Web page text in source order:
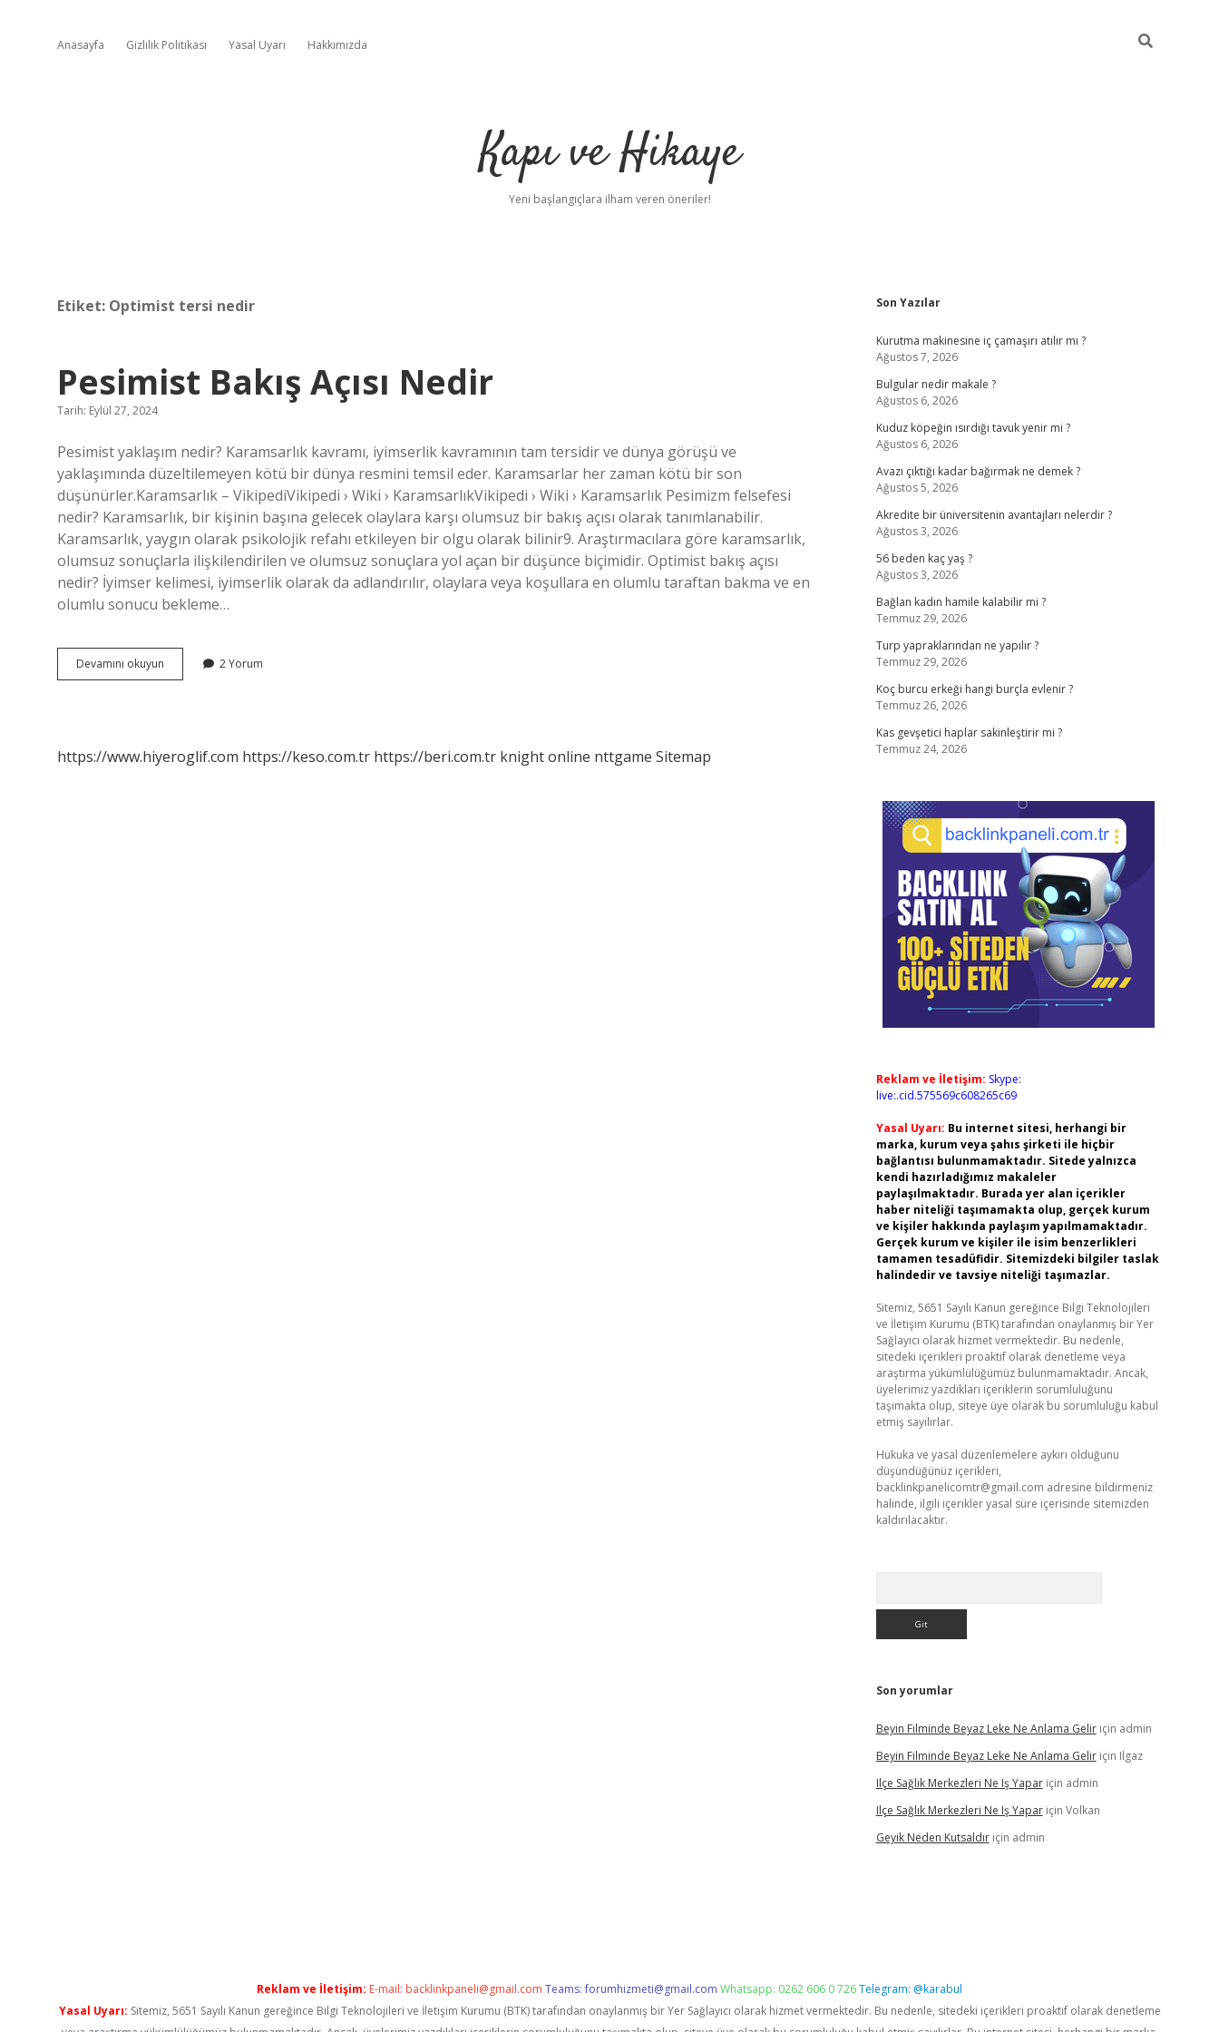
Anasayfa Gizlilik Politikası Yasal Uyarı Hakkımızda
Kapı ve Hikaye
Yeni başlangıçlara ilham veren öneriler!
Etiket: Optimist tersi nedir
Pesimist Bakış Açısı Nedir
Tarih: Eylül 27, 2024
Pesimist yaklaşım nedir? Karamsarlık kavramı, iyimserlik kavramının tam tersidir ve dünya görüşü ve
yaklaşımında düzeltilemeyen kötü bir dünya resmini temsil eder. Karamsarlar her zaman kötü bir son
düşünürler.Karamsarlık – VikipediVikipedi › Wiki › KaramsarlıkVikipedi › Wiki › Karamsarlık Pesimizm felsefesi
nedir? Karamsarlık, bir kişinin başına gelecek olaylara karşı olumsuz bir bakış açısı olarak tanımlanabilir.
Karamsarlık, yaygın olarak psikolojik refahı etkileyen bir olgu olarak bilinir9. Araştırmacılara göre karamsarlık,
olumsuz sonuçlarla ilişkilendirilen ve olumsuz sonuçlara yol açan bir düşünce biçimidir. Optimist bakış açısı
nedir? İyimser kelimesi, iyimserlik olarak da adlandırılır, olaylara veya koşullara en olumlu taraftan bakma ve en
olumlu sonucu bekleme…
Devamını okuyun Pesimist
Bakış
2 Yorum
https://www.hiyeroglif.com https://keso.com.tr https://beri.com.tr knight online nttgame Sitemap
Sidebar
Son Yazılar
Kurutma makinesine iç çamaşırı atılır mı ?
Ağustos 7, 2026
Bulgular nedir makale ?
Ağustos 6, 2026
Kuduz köpeğin ısırdığı tavuk yenir mi ?
Ağustos 6, 2026
Avazı çıktığı kadar bağırmak ne demek ?
Ağustos 5, 2026
Akredite bir üniversitenin avantajları nelerdir ?
Ağustos 3, 2026
56 beden kaç yaş ?
Ağustos 3, 2026
Bağlan kadın hamile kalabilir mi ?
Temmuz 29, 2026
Turp yapraklarından ne yapılır ?
Temmuz 29, 2026
Koç burcu erkeği hangi burçla evlenir ?
Temmuz 26, 2026
Kas gevşetici haplar sakinleştirir mi ?
Temmuz 24, 2026
Reklam ve İletişim: Skype:
live:.cid.575569c608265c69
Yasal Uyarı: Bu internet sitesi, herhangi bir
marka, kurum veya şahıs şirketi ile hiçbir
bağlantısı bulunmamaktadır. Sitede yalnızca
kendi hazırladığımız makaleler
paylaşılmaktadır. Burada yer alan içerikler
haber niteliği taşımamakta olup, gerçek kurum
ve kişiler hakkında paylaşım yapılmamaktadır.
Gerçek kurum ve kişiler ile isim benzerlikleri
tamamen tesadüfidir. Sitemizdeki bilgiler taslak
halindedir ve tavsiye niteliği taşımazlar.
Sitemiz, 5651 Sayılı Kanun gereğince Bilgi Teknolojileri
ve İletişim Kurumu (BTK) tarafından onaylanmış bir Yer
Sağlayıcı olarak hizmet vermektedir. Bu nedenle,
sitedeki içerikleri proaktif olarak denetleme veya
araştırma yükümlülüğümüz bulunmamaktadır. Ancak,
üyelerimiz yazdıkları içeriklerin sorumluluğunu
taşımakta olup, siteye üye olarak bu sorumluluğu kabul
etmiş sayılırlar.
Hukuka ve yasal düzenlemelere aykırı olduğunu
düşündüğünüz içerikleri,
backlinkpanelicomtr@gmail.com adresine bildirmeniz
halinde, ilgili içerikler yasal süre içerisinde sitemizden
kaldırılacaktır.
Son yorumlar
Beyin Filminde Beyaz Leke Ne Anlama Geliriçin admin
Beyin Filminde Beyaz Leke Ne Anlama Geliriçin Ilgaz
Ilçe Sağlık Merkezleri Ne Iş Yapariçin admin
Ilçe Sağlık Merkezleri Ne Iş Yapariçin Volkan
Geyik Neden Kutsaldıriçin admin
Reklam ve İletişim: E-mail: backlinkpaneli@gmail.com Teams:forumhizmeti@gmail.com Whatsapp: 0262 606 0 726Telegram: @karabul
Yasal Uyarı: Sitemiz, 5651 Sayılı Kanun gereğince Bilgi Teknolojileri ve İletişim Kurumu (BTK) tarafından onaylanmış bir Yer Sağlayıcı olarak hizmet vermektedir. Bu nedenle, sitedeki içerikleri proaktif olarak denetleme